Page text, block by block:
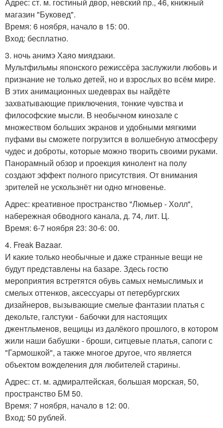
Адрес: ст. м. гостиный двор, невский пр., 46, книжный
магазин "Буковед".
Время: 6 ноября, начало в 15: 00.
Вход: бесплатно.
3. ночь анимэ Хаяо миядзаки.
Мультфильмы японского режиссёра заслужили любовь и
признание не только детей, но и взрослых во всём мире.
В этих анимационных шедеврах вы найдёте
захватывающие приключения, тонкие чувства и
философские мысли. В необычном кинозале с
множеством больших экранов и удобными мягкими
пуфами вы сможете погрузится в волшебную атмосферу
чудес и доброты, которые можно творить своими руками.
Панорамный обзор и проекция кинолент на полу
создают эффект полного присутствия. От внимания
зрителей не ускользнёт ни одно мгновенье.
Адрес: креативное пространство "Люмьер - Холл",
набережная обводного канала, д. 74, лит. Ц.
Время: 6-7 ноября 23: 30-6: 00.
4. Freak Bazaar.
И какие только необычные и даже странные вещи не
будут представлены на базаре. Здесь гостю
мероприятия встретятся обувь самых немыслимых и
смелых оттенков, аксессуары от петербургских
дизайнеров, вызывающие смелые фантазии платья с
декольте, галстуки - бабочки для настоящих
джентльменов, вещицы из далёкого прошлого, в котором
жили наши бабушки - броши, ситцевые платья, сапоги с
"Гармошкой", а также многое другое, что является
объектом вожделения для любителей старины.
Адрес: ст. м. адмиралтейская, большая морская, 50,
пространство БМ 50.
Время: 7 ноября, начало в 12: 00.
Вход: 50 рублей.